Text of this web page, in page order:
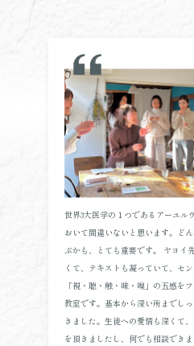
世界3大医学の１つであるアーユル
おいて間違いないと思います。ど
ぶかも、とても重要です。 ヤヨイ
くて、テキストも凝っていて、セン
「視・聴・触・味・嗅」の五感を
教室です。基本から深い所までし
きました。生徒への愛情も深くて
を頂きましたし、何でも相談できま